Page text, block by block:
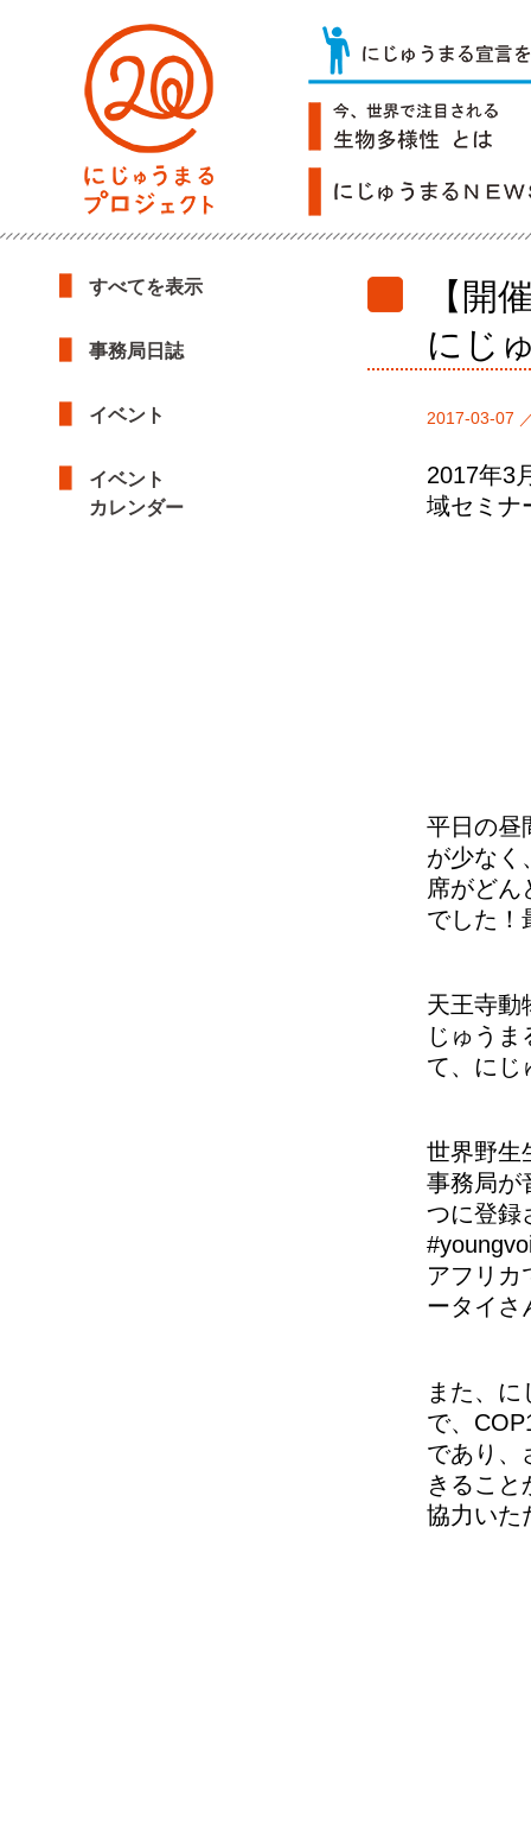
すべてを表示
事務局日誌
イベント
イベント
カレンダー
【開
にじ
2017-03-07
2017年3
域セミナ
平日の昼
が少なく
席がどん
でした！
天王寺動
じゅう
て、にじ
世界野生
事務局が
つに登録
アフリカ
ータイさ
また、
で、
であり、
きるこ
協力いた